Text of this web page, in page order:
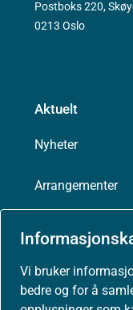
Vi bruker
bedre og for å
Postboks 220,
0213 Oslo
Aktuelt
Nyheter
Arrangementer
Presse